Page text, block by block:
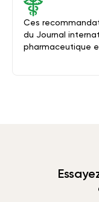
Ces
du Journal
pharmaceutique